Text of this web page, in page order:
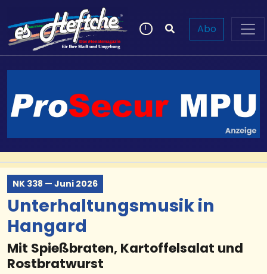
Abo
NK 338 — Juni 2026
Unterhaltungsmusik in
Hangard
Mit Spießbraten, Kartoffelsalat und
Rostbratwurst